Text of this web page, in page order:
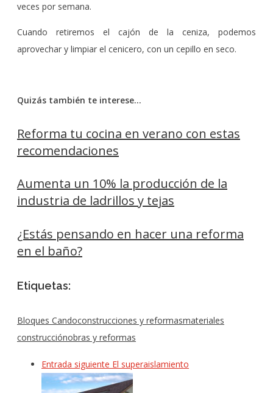
veces por semana.
Cuando retiremos el cajón de la ceniza, podemos
aprovechar y limpiar el cenicero, con un cepillo en seco.
Quizás también te interese…
Reforma tu cocina en verano con estas
recomendaciones
Aumenta un 10% la producción de la
industria de ladrillos y tejas
¿Estás pensando en hacer una reforma
en el baño?
Etiquetas:
Bloques Candoconstrucciones y reformasmateriales
construcciónobras y reformas
Entrada siguiente El superaislamiento